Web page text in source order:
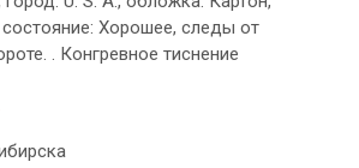
Хорошее, следы от
. Конгревное тиснение